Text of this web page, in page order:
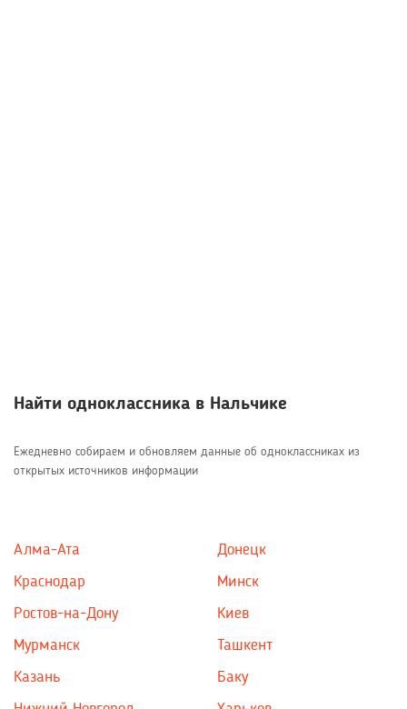
Найти одноклассника в Нальчике
Ежедневно собираем и обновляем данные об одноклассниках из
открытых источников информации
Алма-Ата
Краснодар
Ростов-на-Дону
Мурманск
Казань
Донецк
Минск
Киев
Ташкент
Баку